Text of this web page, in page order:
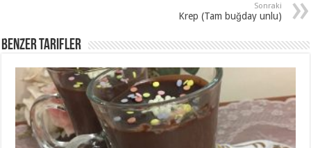
Sonraki
Krep (Tam buğday unlu)
Benzer Tarifler